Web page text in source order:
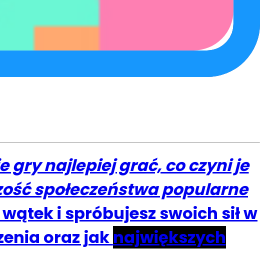
gry najlepiej grać, co czyni je
społeczeństwa popularne
i spróbujesz swoich sił w
oraz jak największych